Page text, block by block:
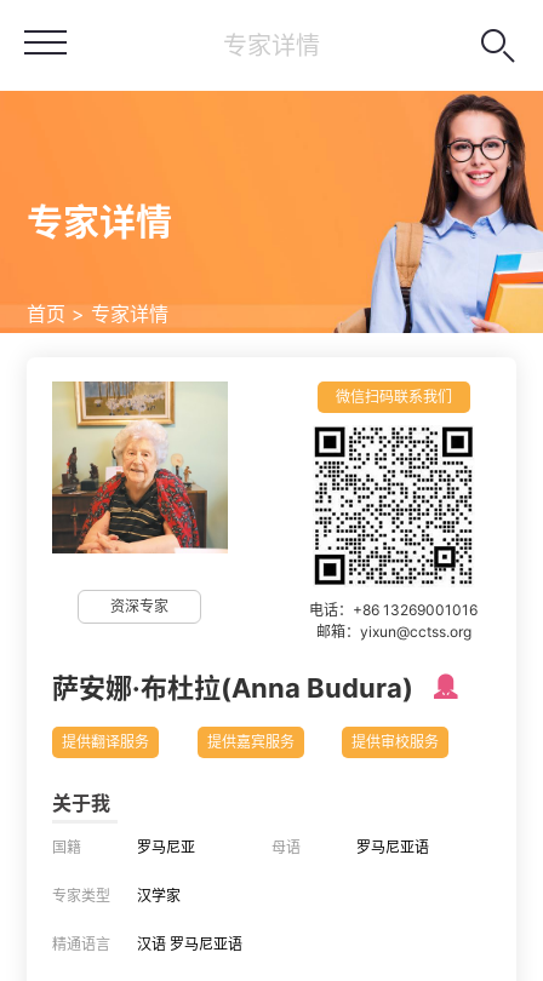
专家详情 
专家详情
首页 > 专家详情
资深专家
萨安娜·布杜拉(Anna Budura) 
提供翻译服务 提供嘉宾服务 提供审校服务
关于我
国籍 罗马尼亚 母语 罗马尼亚语
专家类型 汉学家
精通语言 汉语 罗马尼亚语
微信扫码联系我们
电话：+86 13269001016
邮箱：yixun@cctss.org